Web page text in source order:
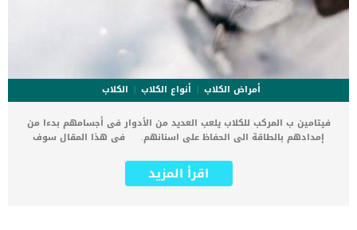
أمراض الكلاب أنواع الكلاب
الكلاب
فيتامين ب المركب للكلاب يلعب العديد من الأدوار فى أجسامهم بدءا من
إمدادهم بالطاقة الى الحفاظ على اسنانهم. فى هذا المقال سوف
يعاني من نقص فيتامين ب. يؤثر فيتامين ب المركب على جميع وظائف
واجهزة جسم الكلب تقريبا. كما ان هناك العديد من الفيتامينات التى تندرج
اقرأ المزيد